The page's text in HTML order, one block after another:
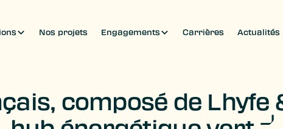
Nos projets Engagements Carrières Actualités
composé de Lhyfe